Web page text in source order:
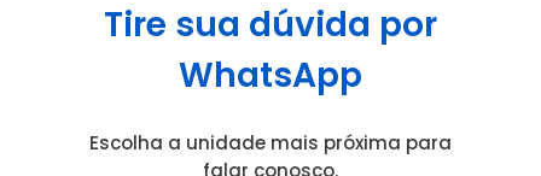
Tire sua dúvida por
WhatsApp
Escolha a unidade mais próxima para